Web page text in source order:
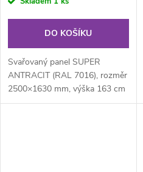
DO KOŠÍKU
Svařovaný panel SUPER
ANTRACIT (RAL 7016), rozměr
2500×1630 mm, výška 163 cm
je svařovaný plotový panel o